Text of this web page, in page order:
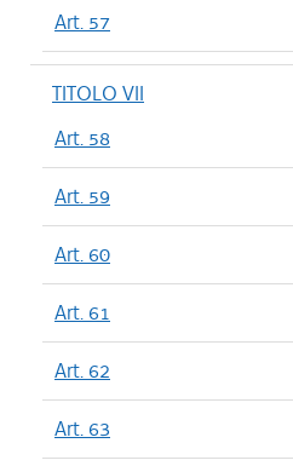
Art. 57
TITOLO VII
Art. 58
Art. 59
Art. 60
Art. 61
Art. 62
Art. 63